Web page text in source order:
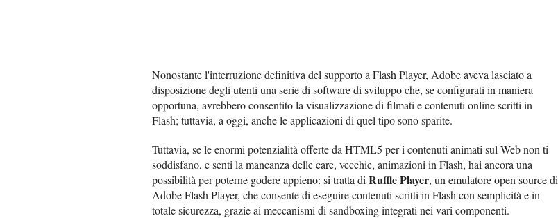
Nonostante l'interruzione definitiva del supporto a Flash Player, Adobe aveva lasciato a
disposizione degli utenti una serie di software di sviluppo che, se configurati in maniera
opportuna, avrebbero consentito la visualizzazione di filmati e contenuti online scritti in
Flash; tuttavia, a oggi, anche le applicazioni di quel tipo sono sparite.
Tuttavia, se le enormi potenzialità offerte da HTML5 per i contenuti animati sul Web non ti
soddisfano, e senti la mancanza delle care, vecchie, animazioni in Flash, hai ancora una
possibilità per poterne godere appieno: si tratta di Ruffle Player, un emulatore open source di
Adobe Flash Player, che consente di eseguire contenuti scritti in Flash con semplicità e in
totale sicurezza, grazie ai meccanismi di sandboxing integrati nei vari componenti.